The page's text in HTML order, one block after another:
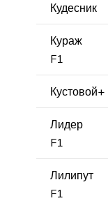
Кудесник
Кураж
F1
Кустовой+
Лидер
F1
Лилипут
F1